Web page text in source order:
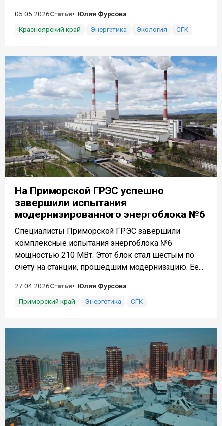
05.05.2026Статья
Юлия Фурсова
Красноярский край
Энергетика Экология СГК
На Приморской ГРЭС успешно
завершили испытания
модернизированного энергоблока №6
Специалисты Приморской ГРЭС завершили
комплексные испытания энергоблока №6
мощностью 210 МВт. Этот блок стал шестым по
счёту на станции, прошедшим модернизацию. Ее...
27.04.2026Статья
Юлия Фурсова
Приморский край
Энергетика СГК